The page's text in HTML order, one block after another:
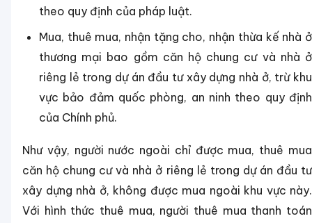
theo quy định của pháp luật.
Mua, thuê mua, nhận tặng cho, nhận thừa kế nhà ở
thương mại bao gồm căn hộ chung cư và nhà ở
riêng lẻ trong dự án đầu tư xây dựng nhà ở, trừ khu
vực bảo đảm quốc phòng, an ninh theo quy định
của Chính phủ.
Như vậy, người nước ngoài chỉ được mua, thuê mua
căn hộ chung cư và nhà ở riêng lẻ trong dự án đầu tư
xây dựng nhà ở, không được mua ngoài khu vực này.
Với hình thức thuê mua, người thuê mua thanh toán